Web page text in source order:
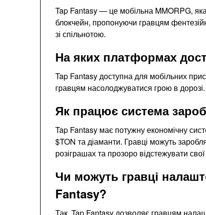
Tap Fantasy — це мобільна MMORPG,
блокчейн, пропонуючи гравцям
зі спільнотою.
На яких платформах
Tap Fantasy доступна для мобільних
гравцям насолоджуватися грою в дорозі.
Як працює система
Tap Fantasy має потужну економічну
$TON та діаманти. Гравці можуть
розіграшах та прозоро відстежувати свої
Чи можуть гравці
Fantasy?
Так, Tap Fantasy дозволяє гравцям